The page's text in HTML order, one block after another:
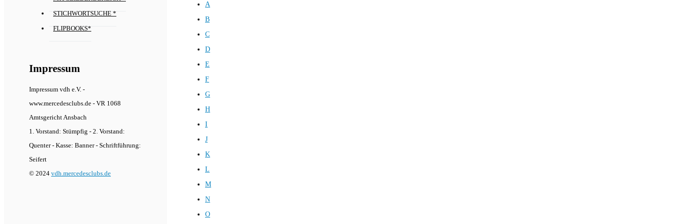
STICHWORTSUCHE *
FLIPBOOKS*
Impressum
Impressum vdh e.V. -
www.mercedesclubs.de - VR 1068
Amtsgericht Ansbach
1. Vorstand: Stümpfig - 2. Vorstand:
Quenter - Kasse: Banner - Schriftführung:
Seifert
© 2024 vdh.mercedesclubs.de
A
B
C
D
E
F
G
H
I
J
K
L
M
N
O